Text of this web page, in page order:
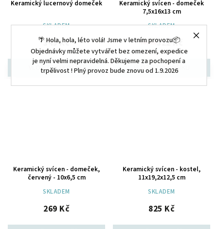
🌴 Hola, hola, léto volá! Jsme v letním provozu📦
Objednávky můžete vytvářet bez omezení, expedice
je nyní velmi nepravidelná. Děkujeme za pochopení a
trpělivost ! Plný provoz bude znovu od 1.9.2026
Keramický lucernový domeček
SKLADEM
349 Kč
Keramický svícen - domeček
7,5x16x13 cm
SKLADEM
749 Kč322 Kč
Keramický svícen - domeček,
červený - 10x6,5 cm
SKLADEM
269 Kč
Keramický svícen - kostel,
11x19,2x12,5 cm
SKLADEM
825 Kč